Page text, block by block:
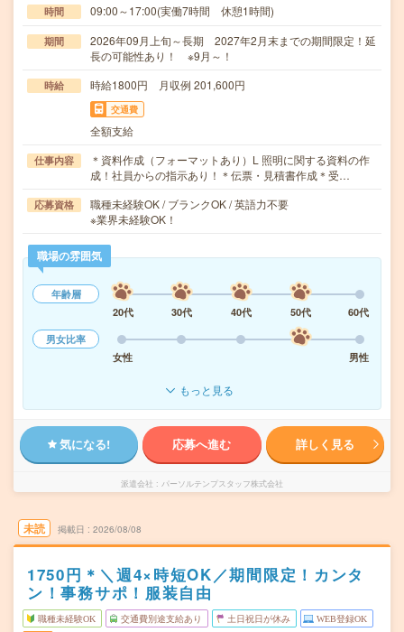
時間 09:00～17:00(実働7時間 休憩1時間)
期間
2026年09月上旬～長期 2027年2月末までの期間限定！延
長の可能性あり！ ※9月～！
時給 時給1800円 月収例 201,600円
交通費
全額支給
仕事内容
＊資料作成（フォーマットあり）L 照明に関する資料の作
成！社員からの指示あり！＊伝票・見積書作成＊受…
応募資格
職種未経験OK / ブランクOK / 英語力不要
※業界未経験OK！
職場の雰囲気
年齢層
20代
30代 40代 50代
60代
男女比率
女性
男性
もっと見る
気になる! 応募へ進む 詳しく見る
派遣会社 パーソルテンプスタッフ株式会社
未読 掲載日 2026/08/08
1750円＊＼週4×時短OK／期間限定！カンタ
ン！事務サポ！服装自由
職種未経験OK 交通費別途支給あり 土日祝日が休み WEB登録OK